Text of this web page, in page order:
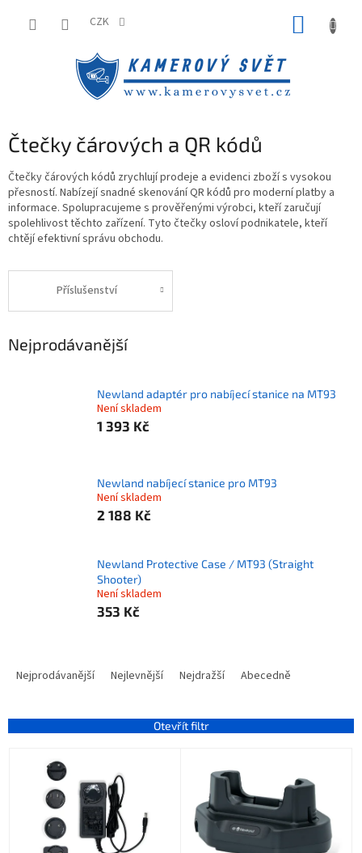
CZK
Čtečky čárových a QR kódů
Čtečky čárových kódů zrychlují prodeje a evidenci zboží s vysokou
přesností. Nabízejí snadné skenování QR kódů pro moderní platby a
informace. Spolupracujeme s prověřenými výrobci, kteří zaručují
spolehlivost těchto zařízení. Tyto čtečky osloví podnikatele, kteří
chtějí efektivní správu obchodu.
Příslušenství
Nejprodávanější
Newland adaptér pro nabíjecí stanice na MT93
Není skladem
1 393 Kč
Newland nabíjecí stanice pro MT93
Není skladem
2 188 Kč
Newland Protective Case / MT93 (Straight
Shooter)
Není skladem
353 Kč
Nejprodávanější Nejlevnější Nejdražší Abecedně
Otevřít filtr